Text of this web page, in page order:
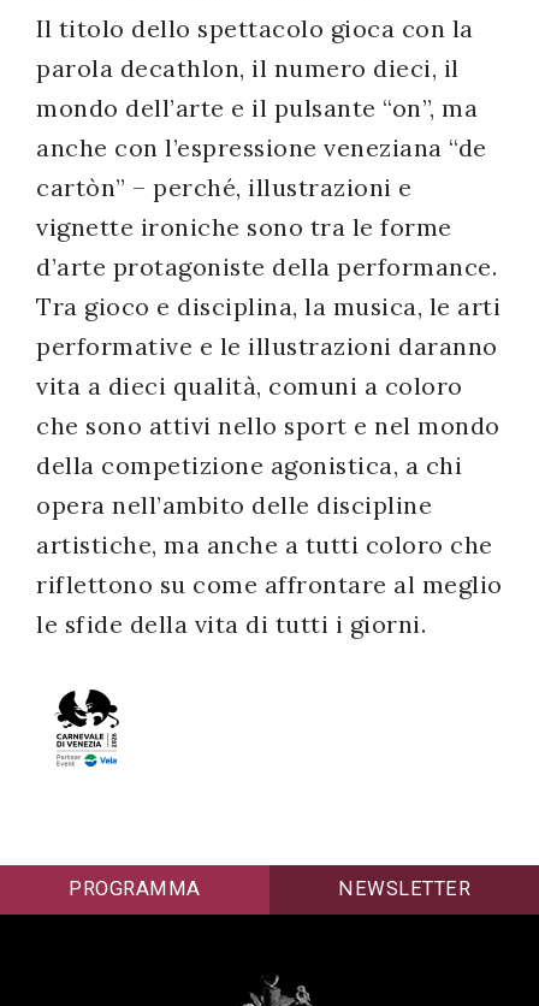
Il titolo dello spettacolo gioca con la
parola decathlon, il numero dieci, il
mondo dell’arte e il pulsante “on”, ma
anche con l’espressione veneziana “de
cartòn” – perché, illustrazioni e
vignette ironiche sono tra le forme
d’arte protagoniste della performance.
Tra gioco e disciplina, la musica, le arti
performative e le illustrazioni daranno
vita a dieci qualità, comuni a coloro
che sono attivi nello sport e nel mondo
della competizione agonistica, a chi
opera nell’ambito delle discipline
artistiche, ma anche a tutti coloro che
riflettono su come affrontare al meglio
le sfide della vita di tutti i giorni.
PROGRAMMA NEWSLETTER